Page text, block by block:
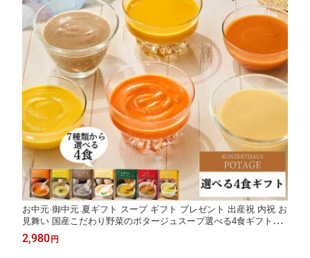
お中元 御中元 夏ギフト スープ ギフト プレゼント 出産祝 内祝 お
見舞い 国産こだわり野菜のポタージュスープ選べる4食ギフトセ
ット｜無添加 常温保存 レトルト ヘルシー 野菜スープ 健康ギフト
誕生日 御礼 御祝 お見舞い 退院祝 快気祝 お返し 敬老の日
2,980 円